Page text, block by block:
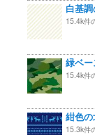
白基
15.4k件
緑ベ
15.4k件
紺色
15.3k件